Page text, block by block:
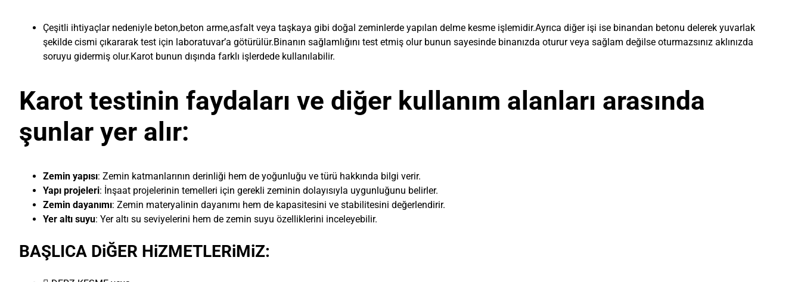
Çeşitli ihtiyaçlar nedeniyle beton,beton arme,asfalt veya taşkaya gibi doğal zeminlerde yapılan delme kesme işlemidir.Ayrıca diğer işi ise binandan betonu delerek yuvarlak
şekilde cismi çıkararak test için laboratuvar’a götürülür.Binanın sağlamlığını test etmiş olur bunun sayesinde binanızda oturur veya sağlam değilse oturmazsınız aklınızda
soruyu gidermiş olur.Karot bunun dışında farklı işlerdede kullanılabilir.
Karot testinin faydaları ve diğer kullanım alanları arasında
şunlar yer alır:
Zemin yapısı: Zemin katmanlarının derinliği hem de yoğunluğu ve türü hakkında bilgi verir.
Yapı projeleri: İnşaat projelerinin temelleri için gerekli zeminin dolayısıyla uygunluğunu belirler.
Zemin dayanımı: Zemin materyalinin dayanımı hem de kapasitesini ve stabilitesini değerlendirir.
Yer altı suyu: Yer altı su seviyelerini hem de zemin suyu özelliklerini inceleyebilir.
BAŞLICA DiĞER HiZMETLERiMiZ: